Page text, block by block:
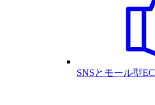
SNSとモール型EC